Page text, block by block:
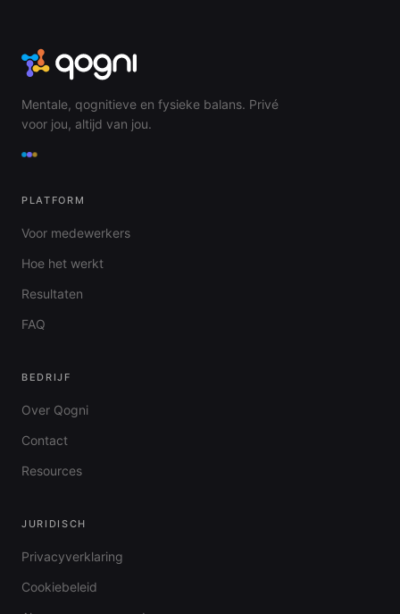
Mentale, qognitieve en fysieke balans. Privé
voor jou, altijd van jou.
PLATFORM
Voor medewerkers
Hoe het werkt
Resultaten
FAQ
BEDRIJF
Over Qogni
Contact
Resources
JURIDISCH
Privacyverklaring
Cookiebeleid